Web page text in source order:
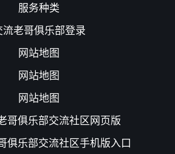
服务种类
流老哥俱乐部登录
网站地图
网站地图
网站地图
哥俱乐部交流社区网页版
俱乐部交流社区手机版入口